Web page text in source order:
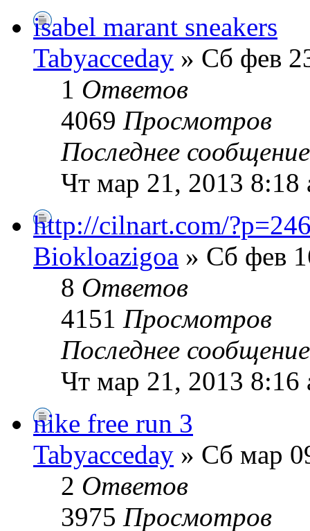
isabel marant sneakers
Tabyacceday » Сб фев
1 Ответов
4069 Просмотров
Последнее
Чт мар 21, 2013 8:18
http://cilnart.com/
Biokloazigoa » Сб фев
8 Ответов
4151 Просмотров
Последнее
Чт мар 21, 2013 8:16
nike free run 3
Tabyacceday » Сб мар
2 Ответов
3975 Просмотров